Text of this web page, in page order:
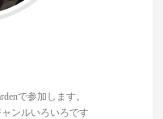
で参加します。
ンルいろいろです